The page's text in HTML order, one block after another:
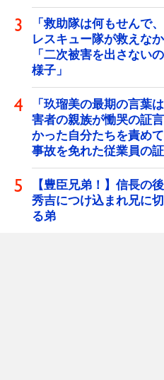
「救助隊は何もせんで
レスキュー隊が救えな
「二次被害を出さない
様子」
「玖瑠美の最期の言
害者の親族が慟哭の証
かった自分たちを責め
事故を免れた従業員の
【豊臣兄弟！】信長の
秀吉につけ込まれ兄に
る弟